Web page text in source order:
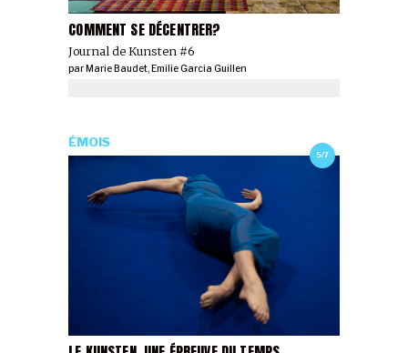
COMMENT SE DÉCENTRER?
Journal de Kunsten #6
parMarie Baudet ,Emilie Garcia Guillen
5/7
ÉMOIS